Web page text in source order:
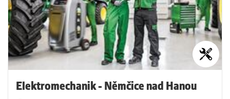
Elektromechanik - Němčice nad Hanou